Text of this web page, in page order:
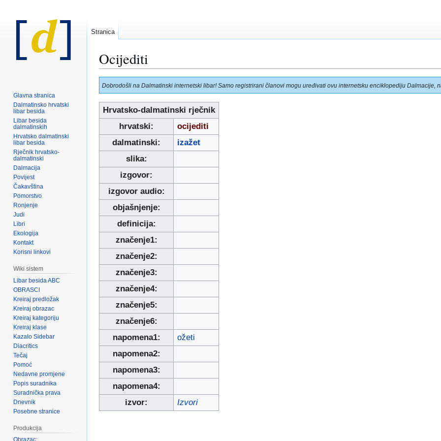
Ocijediti
Prijeđi
na
navigaciju
Prijeđi
na
pretraživanje
Dobrodošli na Dalmatinski internetski libar! Samo registrirani članovi mogu uređivati ovu internetsku enciklopediju Dalmacije,
Hrvatsko-dalmatinski rječnik
hrvatski:
ocijediti
dalmatinski:
izažet
slika:
izgovor:
izgovor audio:
objašnjenje:
definicija:
značenje1:
značenje2:
značenje3:
značenje4:
značenje5:
značenje6:
napomena1:
ožeti
napomena2:
napomena3:
napomena4:
izvor:
Izvori
Stranica
Glavna stranica
Dalmatinsko hrvatski
libar besida
Libar besida
dalmatinskih
Hrvatsko dalmatinski
libar besida
Rječnik hrvatsko-
dalmatinski
Dalmacija
Povijest
Čakavština
Pomorstvo
Ronjenje
Judi
Libri
Ekologija
Kontakt
Korisni linkovi
Wiki sistem
Libar besida ABC
OBRASCI
Kreiraj predložak
Kreiraj obrazac
Kreiraj kategoriju
Kreiraj klase
Kazalo Sidebar
Diacritics
Tečaj
Pomoć
Nedavne promjene
Popis suradnika
Suradnička prava
Dnevnik
Posebne stranice
Produkcija